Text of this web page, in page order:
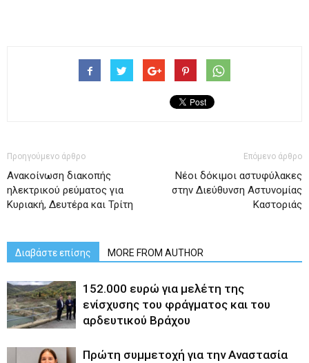
Προηγούμενο άρθρο
Ανακοίνωση διακοπής
ηλεκτρικού ρεύματος για
Κυριακή, Δευτέρα και Τρίτη
Επόμενο άρθρο
Nέοι δόκιμοι αστυφύλακες
στην Διεύθυνση Αστυνομίας
Καστοριάς
Διαβάστε επίσης MORE FROM AUTHOR
152.000 ευρώ για μελέτη της
ενίσχυσης του φράγματος και του
αρδευτικού Βράχου
Πρώτη συμμετοχή για την Αναστασία